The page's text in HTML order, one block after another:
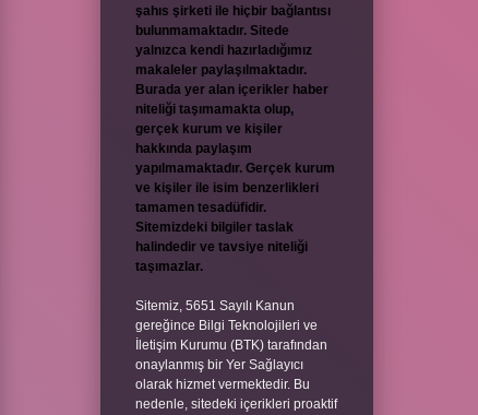
şahıs şirketi ile hiçbir bağlantısı
bulunmamaktadır. Sitede
yalnızca kendi hazırladığımız
makaleler paylaşılmaktadır.
Burada yer alan içerikler haber
niteliği taşımamakta olup,
gerçek kurum ve kişiler
hakkında paylaşım
yapılmamaktadır. Gerçek kurum
ve kişiler ile isim benzerlikleri
tamamen tesadüfidir.
Sitemizdeki bilgiler taslak
halindedir ve tavsiye niteliği
taşımazlar.
Sitemiz, 5651 Sayılı Kanun
gereğince Bilgi Teknolojileri ve
İletişim Kurumu (BTK) tarafından
onaylanmış bir Yer Sağlayıcı
olarak hizmet vermektedir. Bu
nedenle, sitedeki içerikleri proaktif